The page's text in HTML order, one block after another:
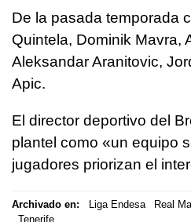
De la pasada temporada
Quintela, Dominik Mavra,
Aleksandar Aranitovic,
Apic.
El director deportivo del
plantel como «un equipo
jugadores priorizan el
Archivado en: Liga Endesa Real
Tenerife